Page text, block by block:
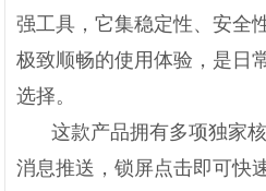
强工具，它集稳定性、安全
极致顺畅的使用体验，是日
选择。
这款产品拥有多项独家
消息推送，锁屏点击即可快